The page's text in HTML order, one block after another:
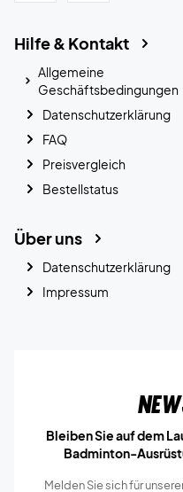
Hilfe & Kontakt
Allgemeine
Geschäftsbedingungen
Datenschutzerklärung
FAQ
Preisvergleich
Bestellstatus
Über uns
Datenschutzerklärung
Impressum
Bleiben Sie auf dem
Badminton-
Melden Sie sich für